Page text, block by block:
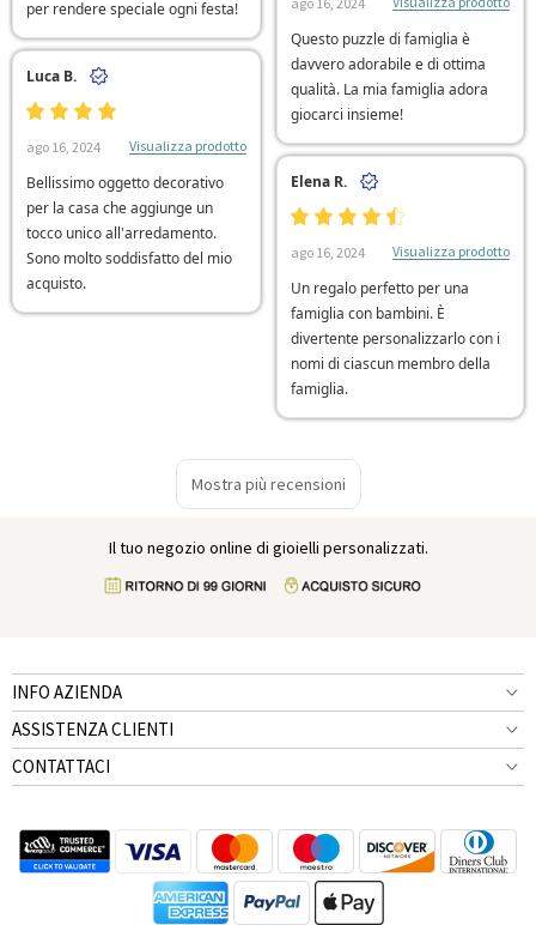
per rendere speciale ogni festa!
Questo puzzle di famiglia è
davvero adorabile e di ottima
qualità. La mia famiglia adora
giocarci insieme!
Luca B.
ago 16, 2024 Visualizza prodotto
Bellissimo oggetto decorativo
per la casa che aggiunge un
tocco unico all'arredamento.
Sono molto soddisfatto del mio
acquisto.
Elena R.
ago 16, 2024 Visualizza prodotto
Un regalo perfetto per una
famiglia con bambini. È
divertente personalizzarlo con i
nomi di ciascun membro della
famiglia.
Mostra più recensioni
Il tuo negozio online di gioielli personalizzati.
INFO AZIENDA
ASSISTENZA CLIENTI
CONTATTACI